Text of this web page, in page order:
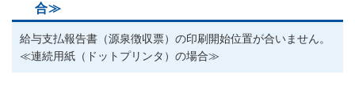
合≫
給与支払報告書（源泉徴収票）の印刷開始位置が合いません。
≪連続用紙（ドットプリンタ）の場合≫